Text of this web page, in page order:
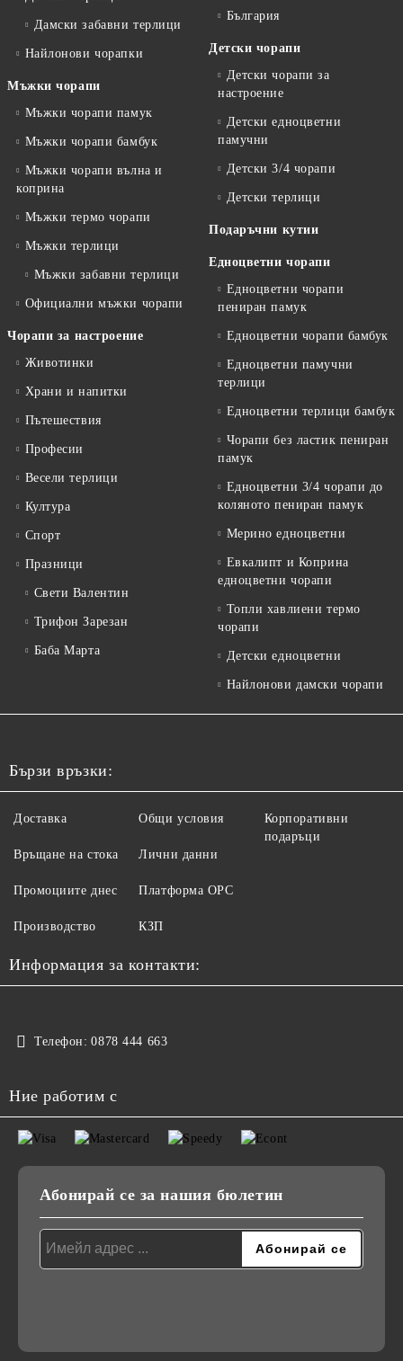
Дамски забавни терлици
Найлонови чорапки
Мъжки чорапи
Мъжки чорапи памук
Мъжки чорапи бамбук
Мъжки чорапи вълна и
коприна
Мъжки термо чорапи
Мъжки терлици
Мъжки забавни терлици
Официални мъжки чорапи
Чорапи за настроение
Животинки
Храни и напитки
Пътешествия
Професии
Весели терлици
Култура
Спорт
Празници
Свети Валентин
Трифон Зарезан
Баба Марта
България
Детски чорапи
Детски чорапи за
настроение
Детски едноцветни
памучни
Детски 3/4 чорапи
Детски терлици
Подаръчни кутии
Едноцветни чорапи
Едноцветни чорапи
пениран памук
Едноцветни чорапи бамбук
Едноцветни памучни
терлици
Едноцветни терлици бамбук
Чорапи без ластик пениран
памук
Едноцветни 3/4 чорапи до
коляното пениран памук
Мерино едноцветни
Евкалипт и Коприна
едноцветни чорапи
Топли хавлиени термо
чорапи
Детски едноцветни
Найлонови дамски чорапи
Бързи връзки:
Доставка
Връщане на стока
Промоциите днес
Производство
Общи условия
Лични данни
Платформа ОРС
КЗП
Корпоративни
подаръци
Информация за контакти:
Телефон: 0878 444 663
Ние работим с
Абонирай се за нашия бюлетин